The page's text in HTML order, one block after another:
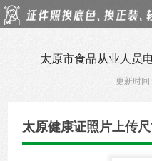
太原市食品从业人员
更新时
太原健康证照片上传